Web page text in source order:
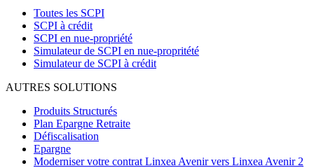
Toutes les SCPI
SCPI à crédit
SCPI en nue-propriété
Simulateur de SCPI en nue-propritété
Simulateur de SCPI à crédit
AUTRES SOLUTIONS
Produits Structurés
Plan Epargne Retraite
Défiscalisation
Epargne
Moderniser votre contrat Linxea Avenir vers Linxea Avenir 2